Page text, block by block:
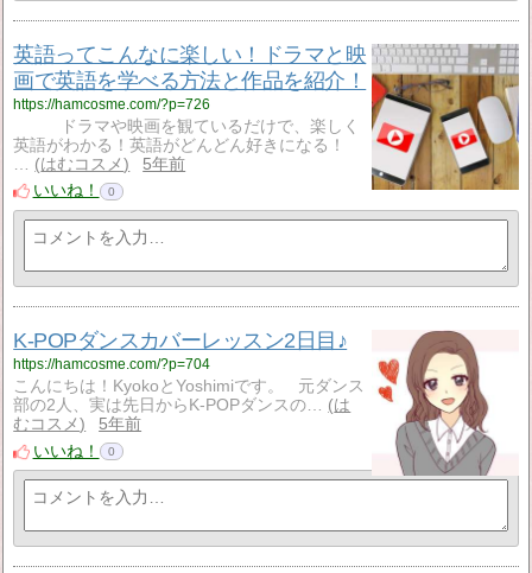
英語ってこんなに楽しい！ドラマと映
画で英語を学べる方法と作品を紹介！
https://hamcosme.com/?p=726
ドラマや映画を観ているだけで、楽しく
英語がわかる！英語がどんどん好きになる！
はむコスメ
5年前
いいね！
0
K-POPダンスカバーレッスン2日目♪
https://hamcosme.com/?p=704
こんにちは！KyokoとYoshimiです。 元ダンス
部の2人、実は先日からK-POPダンスの…
は
むコスメ
5年前
いいね！
0